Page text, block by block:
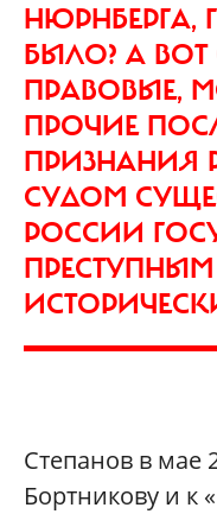
НЮРНБЕРГА,
БЫЛО? А ВОТ
ПРАВОВЫЕ,
ПРОЧИЕ
ПРИЗНАНИЯ
СУДОМ
РОССИИ
Степанов в мае
Бортникову и к